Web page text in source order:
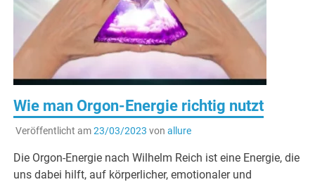
Wie man Orgon-Energie richtig nutzt
Veröffentlicht am23/03/2023 von allure
Die Orgon-Energie nach Wilhelm Reich ist eine Energie, die
uns dabei hilft, auf körperlicher, emotionaler und